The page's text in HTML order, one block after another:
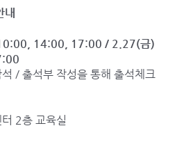
내
14:00, 17:00 / 2.27(금)
/ 출석부 작성을 통해 출석체크
2층 교육실